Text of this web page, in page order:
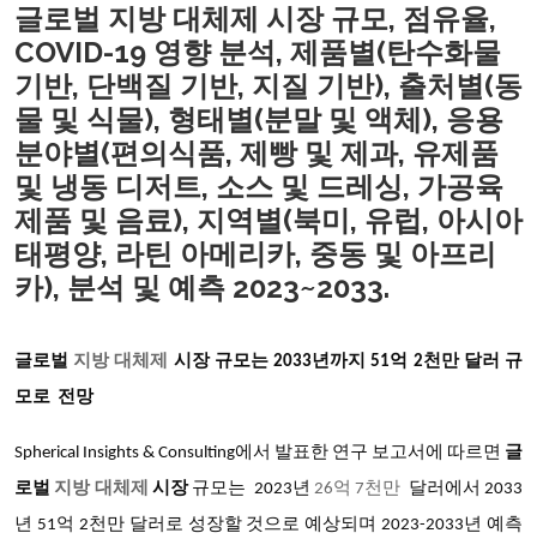
글로벌 지방 대체제 시장 규모, 점유율,
COVID-19 영향 분석, 제품별(탄수화물
기반, 단백질 기반, 지질 기반), 출처별(동
물 및 식물), 형태별(분말 및 액체), 응용
분야별(편의식품, 제빵 및 제과, 유제품
및 냉동 디저트, 소스 및 드레싱, 가공육
제품 및 음료), 지역별(북미, 유럽, 아시아
태평양, 라틴 아메리카, 중동 및 아프리
카), 분석 및 예측 2023~2033.
글로벌 지방 대체제 시장 규모는2033년까지 51억 2천만 달러 규
모로 전망
Spherical Insights & Consulting에서 발표한 연구 보고서에 따르면 글
로벌 지방 대체제 시장규모는 2023년 26억 7천만 달러에서 2033
년 51억 2천만 달러로 성장할 것으로 예상되며 2023-2033년 예측